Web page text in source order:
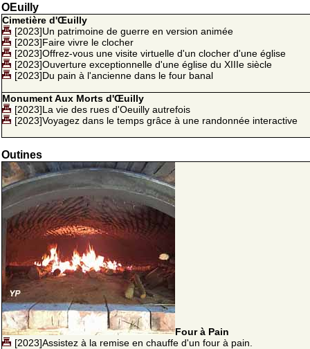
OEuilly
Cimetière d'Œuilly
[2023]Un patrimoine de guerre en version animée
[2023]Faire vivre le clocher
[2023]Offrez-vous une visite virtuelle d'un clocher d'une église
[2023]Ouverture exceptionnelle d'une église du XIIIe siècle
[2023]Du pain à l'ancienne dans le four banal
Monument Aux Morts d'Œuilly
[2023]La vie des rues d'Oeuilly autrefois
[2023]Voyagez dans le temps grâce à une randonnée interactive
Outines
Four à Pain
[2023]Assistez à la remise en chauffe d'un four à pain.